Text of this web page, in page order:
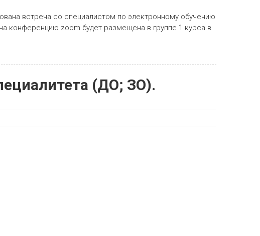
встреча со специалистом по электронному обучению
конференцию zoom будет размещена в группе 1 курса в
(ДО; ЗО).